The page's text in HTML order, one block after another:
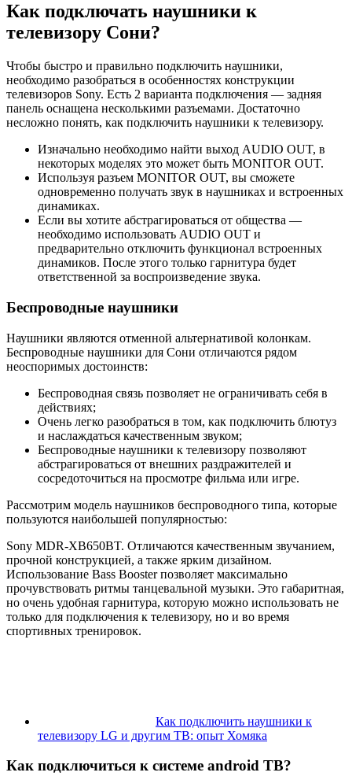
Как подключать наушники к
телевизору Сони?
Чтобы быстро и правильно подключить наушники,
необходимо разобраться в особенностях конструкции
телевизоров Sony. Есть 2 варианта подключения — задняя
панель оснащена несколькими разъемами. Достаточно
несложно понять, как подключить наушники к телевизору.
Изначально необходимо найти выход AUDIO OUT, в
некоторых моделях это может быть MONITOR OUT.
Используя разъем MONITOR OUT, вы сможете
одновременно получать звук в наушниках и встроенных
динамиках.
Если вы хотите абстрагироваться от общества —
необходимо использовать AUDIO OUT и
предварительно отключить функционал встроенных
динамиков. После этого только гарнитура будет
ответственной за воспроизведение звука.
Беспроводные наушники
Наушники являются отменной альтернативой колонкам.
Беспроводные наушники для Сони отличаются рядом
неоспоримых достоинств:
Беспроводная связь позволяет не ограничивать себя в
действиях;
Очень легко разобраться в том, как подключить блютуз
и наслаждаться качественным звуком;
Беспроводные наушники к телевизору позволяют
абстрагироваться от внешних раздражителей и
сосредоточиться на просмотре фильма или игре.
Рассмотрим модель наушников беспроводного типа, которые
пользуются наибольшей популярностью:
Sony MDR-XB650BT. Отличаются качественным звучанием,
прочной конструкцией, а также ярким дизайном.
Использование Bass Booster позволяет максимально
прочувствовать ритмы танцевальной музыки. Это габаритная,
но очень удобная гарнитура, которую можно использовать не
только для подключения к телевизору, но и во время
спортивных тренировок.
Как подключить наушники к
телевизору LG и другим ТВ: опыт Хомяка
Как подключиться к системе android ТВ?